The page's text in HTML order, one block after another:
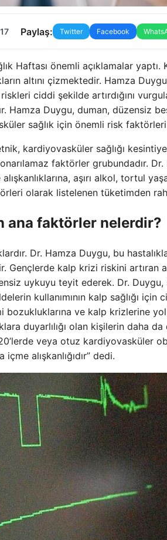
Paylaş: Twitter Facebook
Haftası önemli açıklamalar yaptı.
altını çizmektedir. Hamza
ciddi şekilde artırdığını
Hamza Duygu, duman, düzensiz
sağlık için önemli risk faktörleri
kardiyovasküler sağlığı
faktörler grubundadır.
aşırı alkol, tortul
olarak listelenen tüketimden
ana faktörler nelerdir?
Dr. Hamza Duygu, bu
Gençlerde kalp krizi riskini artıran
uykuyu teyit ederek. Dr.
kullanımının kalp sağlığı için
ve kalp krizlerine
duyarlılığı olan kişilerin daha da
veya otuz kardiyovasküler
alışkanlığıdır” dedi.